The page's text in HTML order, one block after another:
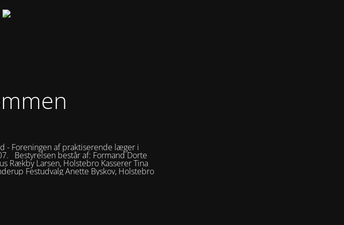
- Foreningen af praktiserende læger i
Bestyrelsen består af: Formand Dorte
Rækby Larsen, Holstebro Kasserer Tina
Festudvalg Anette Byskov, Holstebro